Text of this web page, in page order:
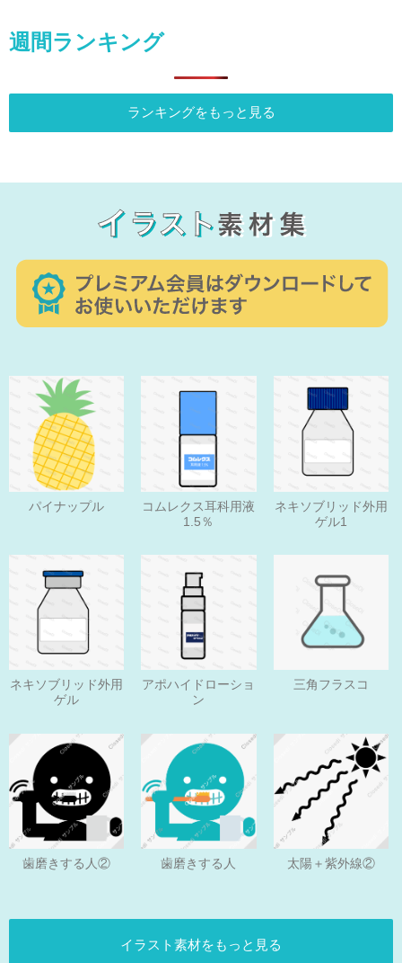
週間ランキング
ランキングをもっと見る
パイナップル
コムレクス耳科用液
1.5％
ネキソブリッド外用
ゲル1
ネキソブリッド外用
ゲル
アポハイドローショ
ン
三角フラスコ
歯磨きする人② 歯磨きする人 太陽＋紫外線②
イラスト素材をもっと見る